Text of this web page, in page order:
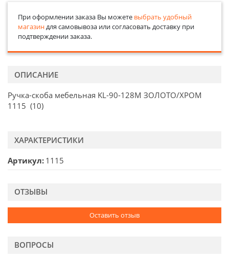
При оформлении заказа Вы можете выбрать удобный
магазиндля самовывоза или согласовать доставку при
подтверждении заказа.
ОПИСАНИЕ
Ручка-скоба мебельная KL-90-128М ЗОЛОТО/ХРОМ
1115 (10)
ХАРАКТЕРИСТИКИ
Артикул 1115
ОТЗЫВЫ
Оставить отзыв
ВОПРОСЫ